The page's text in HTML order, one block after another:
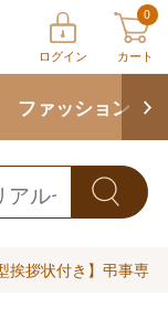
ログイン
0
カート
ファッション
挨拶状付き】弔事専